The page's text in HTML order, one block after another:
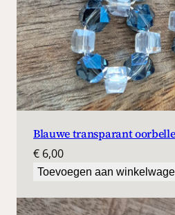
Blauwe transparant
€ 6,00
Toevoegen aan